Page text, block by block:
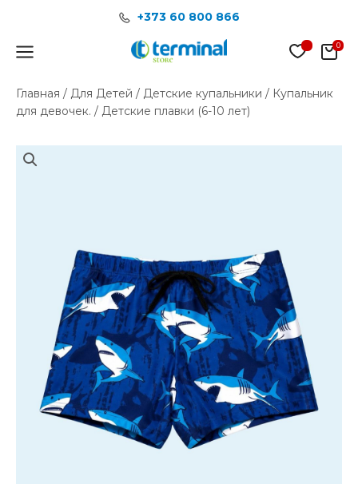
содержимому
+373 60 800 866
Main
Главная / Для Детей / Детские купальники / Купальник
для девочек. / Детские плавки (6-10 лет)
товара
Детские